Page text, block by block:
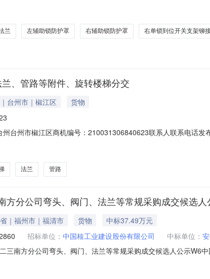
附言11868601内解锁安装板物料描述：无2EA-21868598右单锁
兰 左辅助锁防护罩 右辅助锁防护罩 右单锁到位开关支架铆
、管路等附件、旋转楼梯分交
台州市｜椒江区
货物
州台州市椒江区商机编号：210031306840623联系人联系电话
收货地区浙江台州台州市椒江区商机详细信息采购
附言11869086埃及油罐项目接口、法兰、管路等附件、旋转楼梯
法兰 管路
方分公司弯头、阀门、法兰等常规采购成交候选人
｜福州市｜福清市 货物
中标37.49万元
招标单位： 中国核工业建设股份有限公司 中标单位：
三南方分公司弯头、阀门、法兰等常规采购成交候选人公示W6
结束，评审委员会推荐成交候选人情况如下：序号成交候选人名